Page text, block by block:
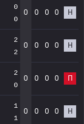
0
0
0 0 0 0 Н
2
2
0 0 0 0 Н
2
0
0 0 0 0 П
1
1
0 0 0 0 Н